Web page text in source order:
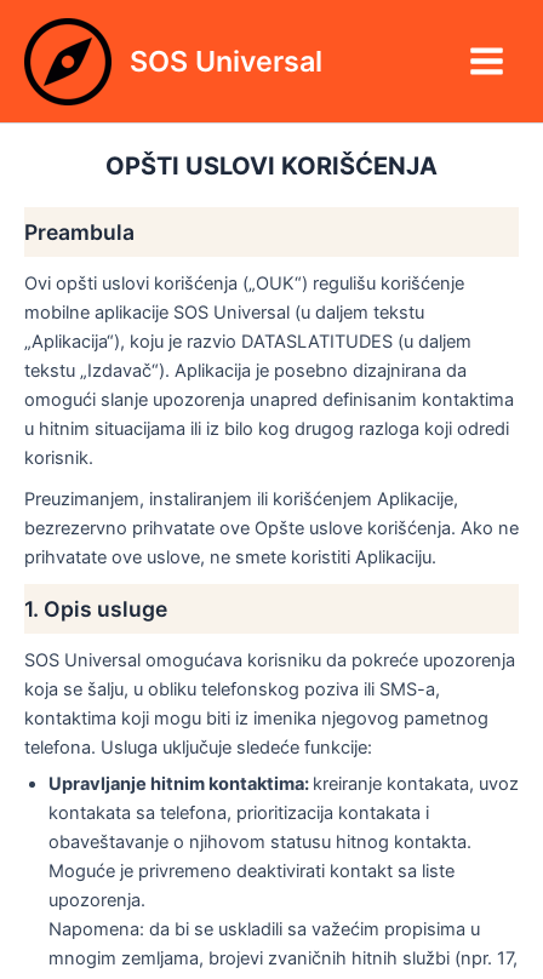
садржај
SOS Universal
Menu
OPŠTI USLOVI KORIŠĆENJA
Preambula
Ovi opšti uslovi korišćenja („OUK“) regulišu korišćenje
mobilne aplikacije SOS Universal (u daljem tekstu
„Aplikacija“), koju je razvio DATASLATITUDES (u daljem
tekstu „Izdavač“). Aplikacija je posebno dizajnirana da
omogući slanje upozorenja unapred definisanim kontaktima
u hitnim situacijama ili iz bilo kog drugog razloga koji odredi
korisnik.
Preuzimanjem, instaliranjem ili korišćenjem Aplikacije,
bezrezervno prihvatate ove Opšte uslove korišćenja. Ako ne
prihvatate ove uslove, ne smete koristiti Aplikaciju.
1. Opis usluge
SOS Universal omogućava korisniku da pokreće upozorenja
koja se šalju, u obliku telefonskog poziva ili SMS-a,
kontaktima koji mogu biti iz imenika njegovog pametnog
telefona. Usluga uključuje sledeće funkcije:
Upravljanje hitnim kontaktima: kreiranje kontakata, uvoz
kontakata sa telefona, prioritizacija kontakata i
obaveštavanje o njihovom statusu hitnog kontakta.
Moguće je privremeno deaktivirati kontakt sa liste
upozorenja.
Napomena: da bi se uskladili sa važećim propisima u
mnogim zemljama, brojevi zvaničnih hitnih službi (npr. 17,